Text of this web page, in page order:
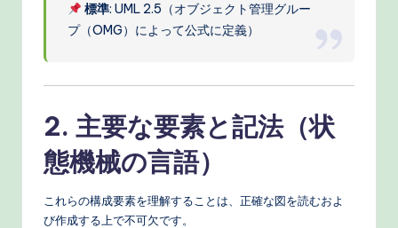
d
標準: UML 2.5（オブジェクト管理グルー
プ（OMG）によって公式に定義）
2. 主要な要素と記法（状
態機械の言語）
これらの構成要素を理解することは、正確な図を読むおよ
び作成する上で不可欠です。